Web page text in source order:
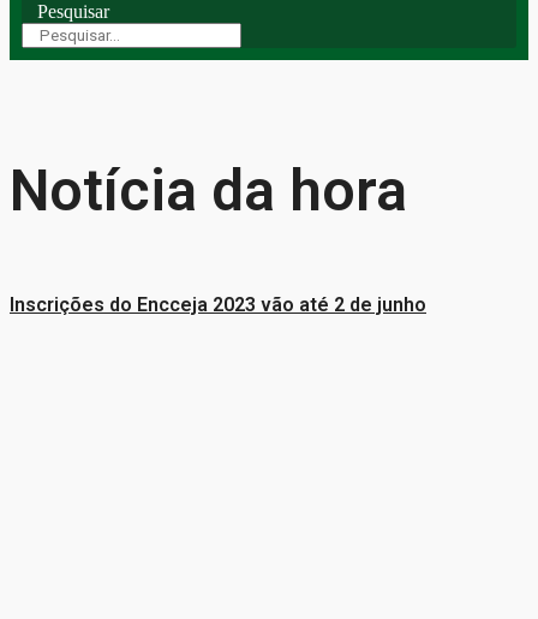
Pesquisar
Notícia da hora
Inscrições do Encceja 2023 vão até 2 de junho